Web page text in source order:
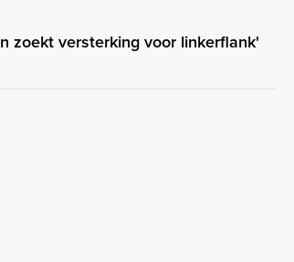
zoekt versterking voor linkerflank'